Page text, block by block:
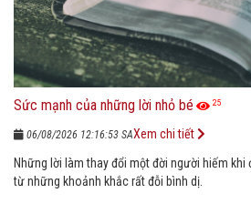
Sức mạnh của những lời nhỏ bé 25
06/08/2026 12:16:53 SA
Những lời làm thay đổi một đời người hiếm khi
từ những khoảnh khắc rất đỗi bình dị.
Xem chi tiết